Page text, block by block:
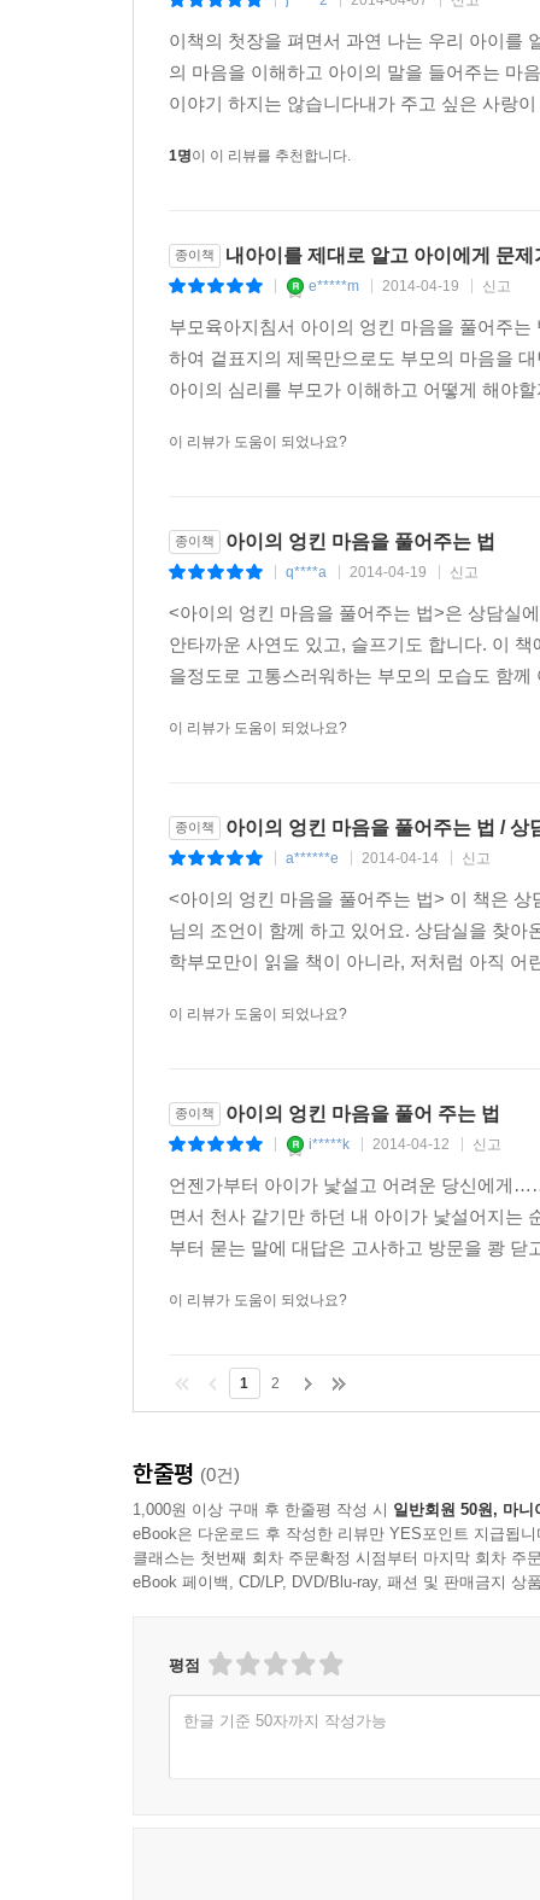
이책의 첫장을 펴면서 과연 나는 우리 아이를
의 마음을 이해하고 아이의 말을 들어주는 마
이야기 하지는 않습니다내가 주고 싶은 사랑
1명이 이 리뷰를 추천합니다.
종이책 내아이를 제대로 알고 아이에게 문
e*****m 2014-04-19 신고
부모육아지침서 아이의 엉킨 마음을 풀어주
하여 겉표지의 제목만으로도 부모의 마음을
아이의 심리를 부모가 이해하고 어떻게 해야
이 리뷰가 도움이 되었나요?
종이책 아이의 엉킨 마음을 풀어주는 법
q****a 2014-04-19 신고
<아이의 엉킨 마음을 풀어주는 법>은 상담실
안타까운 사연도 있고, 슬프기도 합니다. 이
을정도로 고통스러워하는 부모의 모습도 함
이 리뷰가 도움이 되었나요?
종이책 아이의 엉킨 마음을 풀어주는 법 /
a******e 2014-04-14 신고
<아이의 엉킨 마음을 풀어주는 법> 이 책은
님의 조언이 함께 하고 있어요. 상담실을 찾
학부모만이 읽을 책이 아니라, 저처럼 아직
이 리뷰가 도움이 되었나요?
종이책 아이의 엉킨 마음을 풀어 주는 법
i*****k 2014-04-12 신고
언젠가부터 아이가 낯설고 어려운 당신에게
면서 천사 같기만 하던 내 아이가 낯설어지는
부터 묻는 말에 대답은 고사하고 방문을 쾅
이 리뷰가 도움이 되었나요?
1 2
한줄평 (0건)
1,000원 이상 구매 후 한줄평 작성 시 일반회원 50원, 마니
eBook은 다운로드 후 작성한 리뷰만 YES포인트 지급됩니
클래스는 첫번째 회차 주문확정 시점부터 마지막 회차 주
eBook 페이백, CD/LP, DVD/Blu-ray, 패션 및 판매금지 상
평점
한글 기준 50자까지 작성가능